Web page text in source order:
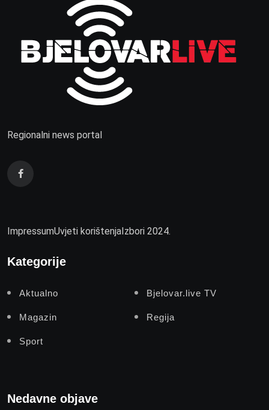
Regionalni news portal
ImpressumUvjeti korištenjaIzbori 2024.
Kategorije
Aktualno Bjelovar.live TV
Magazin Regija
Sport
Nedavne objave